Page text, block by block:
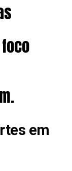
em